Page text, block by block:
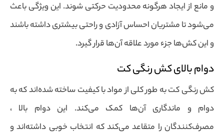
و مانع از ایجاد هرگونه محدودیت حرکتی شوند. این ویژگی باعث
می‌شود تا مشتریان احساس آزادی و راحتی بیشتری داشته باشند
و این کش‌ها جزء مورد علاقه آن‌ها قرار گیرد.
دوام بالای کش رنگی کت
کش رنگی کت به طور کلی از مواد با کیفیت ساخته شده‌اند که به
دوام و ماندگاری آن‌ها کمک می‌کند. این دوام بالا ،
مصرف‌کنندگان را متقاعد می‌کند که انتخاب خوبی داشته‌اند و